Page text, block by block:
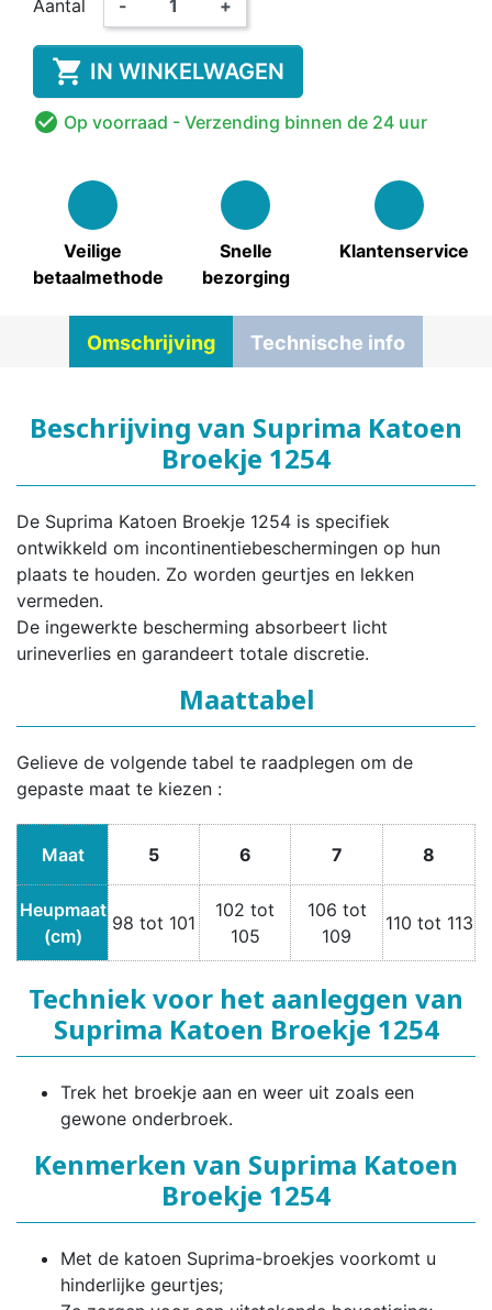
Aantal - +
 IN WINKELWAGEN
 Op voorraad - Verzending binnen de 24 uur
Veilige
betaalmethode
Snelle
bezorging
Klantenservice
Omschrijving Technische info
Beschrijving van Suprima Katoen
Broekje 1254
De Suprima Katoen Broekje 1254 is specifiek
ontwikkeld om incontinentiebeschermingen op hun
plaats te houden. Zo worden geurtjes en lekken
vermeden.
De ingewerkte bescherming absorbeert licht
urineverlies en garandeert totale discretie.
Maattabel
Gelieve de volgende tabel te raadplegen om de
gepaste maat te kiezen :
Maat 5 6 7 8
Heupmaat
(cm)
98 tot 101
102 tot
105
106 tot
109
110 tot 113
Techniek voor het aanleggen van
Suprima Katoen Broekje 1254
Trek het broekje aan en weer uit zoals een
gewone onderbroek.
Kenmerken van Suprima Katoen
Broekje 1254
Met de katoen Suprima-broekjes voorkomt u
hinderlijke geurtjes;